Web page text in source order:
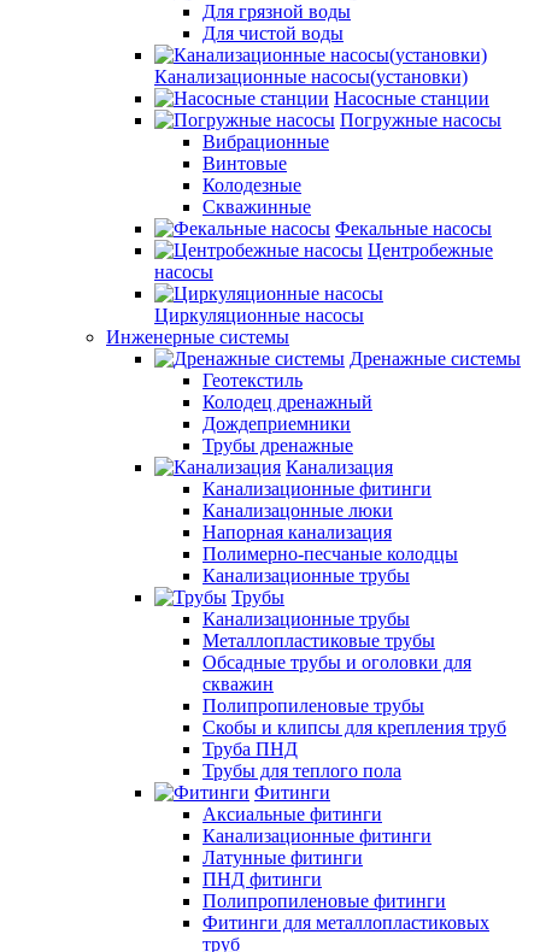
Для грязной воды
Для чистой воды
Канализационные насосы(установки)
Насосные станции
Погружные насосы
Вибрационные
Винтовые
Колодезные
Скважинные
Фекальные насосы
Центробежные
насосы
Циркуляционные насосы
Инженерные системы
Дренажные системы
Геотекстиль
Колодец дренажный
Дождеприемники
Трубы дренажные
Канализация
Канализационные фитинги
Канализацонные люки
Напорная канализация
Полимерно-песчаные колодцы
Канализационные трубы
Трубы
Канализационные трубы
Металлопластиковые трубы
Обсадные трубы и оголовки для
скважин
Полипропиленовые трубы
Скобы и клипсы для крепления труб
Труба ПНД
Трубы для теплого пола
Фитинги
Аксиальные фитинги
Канализационные фитинги
Латунные фитинги
ПНД фитинги
Полипропиленовые фитинги
Фитинги для металлопластиковых
труб